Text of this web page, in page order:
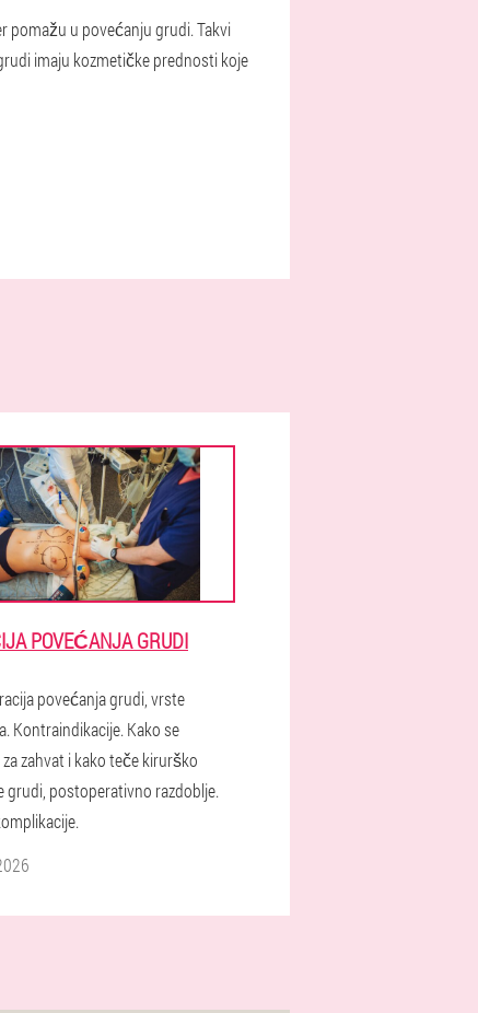
pomažu u povećanju grudi. Takvi
imaju kozmetičke prednosti koje
POVEĆANJA GRUDI
povećanja grudi, vrste
Kontraindikacije. Kako se
zahvat i kako teče kirurško
grudi, postoperativno razdoblje.